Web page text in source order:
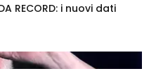
RECORD: i nuovi dati